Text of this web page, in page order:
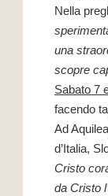
Nella
una
scopre
Sabato 7
facendo
Ad
d’Italia,
Cristo
da Cristo